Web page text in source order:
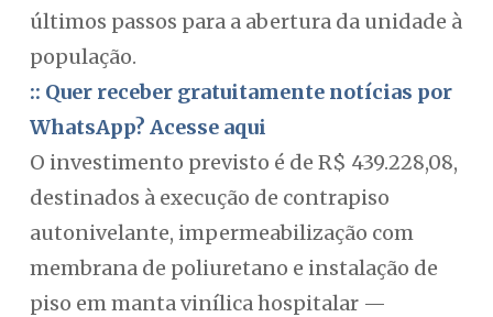
últimos passos para a abertura da unidade à
população.
:: Quer receber gratuitamente notícias por
WhatsApp? Acesse aqui
O investimento previsto é de R$ 439.228,08,
destinados à execução de contrapiso
autonivelante, impermeabilização com
membrana de poliuretano e instalação de
piso em manta vinílica hospitalar —